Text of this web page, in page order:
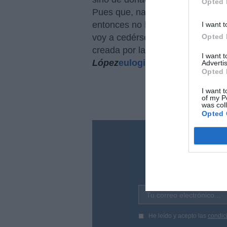
I want
Opted
I want
Opted
I want
of my
was
Opted
Pues que, naturalmente, lo que
entonces no habría problema
voy a cedérselo a la mujer? Me
creada por la
López
¿Te ha
Tu correo electrónico...
He leído y acepto las